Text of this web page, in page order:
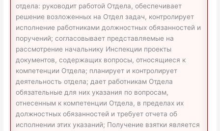
отдела: руководит работой Отдела, обеспечивает
решение возложенных на Отдел задач, контролирует
исполнение работниками должностных обязанностей и
поручений; согласовывает представляемые на
рассмотрение начальнику Инспекции проекты
документов, содержащих вопросы, относящиеся к
компетенции Отдела; планирует и контролирует
деятельность отдела; дает работникам Отдела
обязательные для них указания по вопросам,
отнесенным к компетенции Отдела, в пределах их
должностных обязанностей и требует отчета об
исполнении этих указаний; Получение взятки является